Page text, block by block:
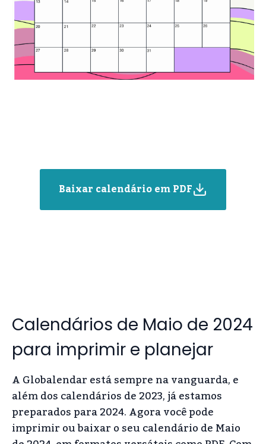
Baixar calendário em PDF
Calendários de Maio de 2024
para imprimir e planejar
A Globalendar está sempre na vanguarda, e
além dos calendários de 2023, já estamos
preparados para 2024. Agora você pode
imprimir ou baixar o seu calendário de Maio